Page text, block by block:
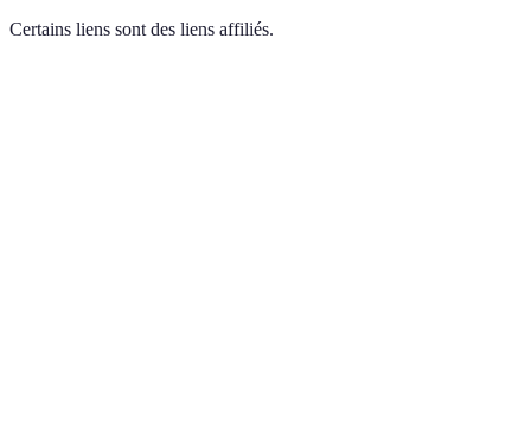
Certains liens sont des liens affiliés.